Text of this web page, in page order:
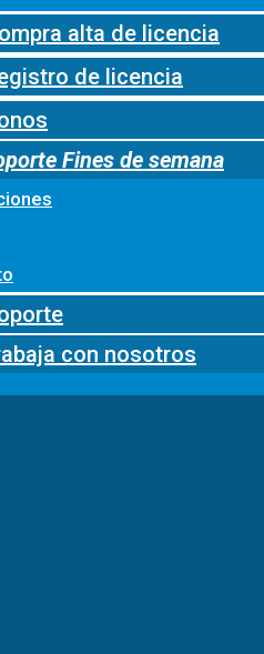
alta de licencia
de licencia
Fines de semana
con nosotros